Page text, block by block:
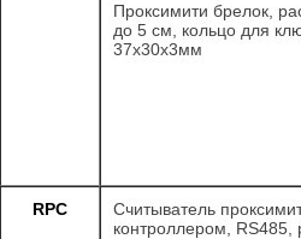
Проксимити брелок,
до 5 см, кольцо для
37х30х3мм
RPC
Считыватель
контроллером,